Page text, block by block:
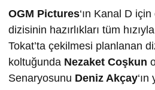
OGM Pictures‘ın Kanal D
dizisinin hazırlıkları tüm
Tokat’ta çekilmesi planlanan
koltuğunda Nezaket Coşkun
Senaryosunu Deniz Akçay